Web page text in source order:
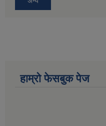
हाम्रो फेसबुक पेज